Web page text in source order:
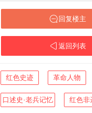
回复楼主
返回列表
红色史迹 革命人物
口述史·老兵记忆 红色非